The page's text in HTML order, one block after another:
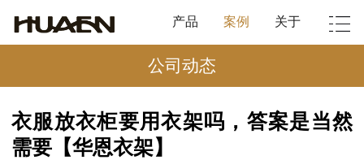
产品 案例 关于
公司动态
衣服放衣柜要用衣架吗，答案是当然
需要【华恩衣架】